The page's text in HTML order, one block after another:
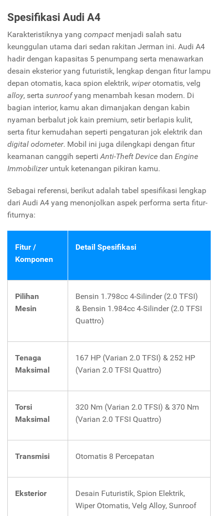
Spesifikasi Audi A4
Karakteristiknya yang compact menjadi salah satu
keunggulan utama dari sedan rakitan Jerman ini. Audi A4
hadir dengan kapasitas 5 penumpang serta menawarkan
desain eksterior yang futuristik, lengkap dengan fitur lampu
depan otomatis, kaca spion elektrik, wiperotomatis, velg
alloy, serta sunroofyang menambah kesan modern. Di
bagian interior, kamu akan dimanjakan dengan kabin
nyaman berbalut jok kain premium, setir berlapis kulit,
serta fitur kemudahan seperti pengaturan jok elektrik dan
digital odometer. Mobil ini juga dilengkapi dengan fitur
keamanan canggih sepertiAnti-Theft Device dan Engine
Immobilizeruntuk ketenangan pikiran kamu.
Sebagai referensi, berikut adalah tabel spesifikasi lengkap
dari Audi A4 yang menonjolkan aspek performa serta fitur-
fiturnya:
Fitur /
Komponen
Detail Spesifikasi
Pilihan
Mesin
Bensin 1.798cc 4-Silinder (2.0 TFSI)
& Bensin 1.984cc 4-Silinder (2.0 TFSI
Quattro)
Tenaga
Maksimal
167 HP (Varian 2.0 TFSI) & 252 HP
(Varian 2.0 TFSI Quattro)
Torsi
Maksimal
320 Nm (Varian 2.0 TFSI) & 370 Nm
(Varian 2.0 TFSI Quattro)
Transmisi Otomatis 8 Percepatan
Eksterior
Desain Futuristik, Spion Elektrik,
Wiper Otomatis, Velg Alloy, Sunroof